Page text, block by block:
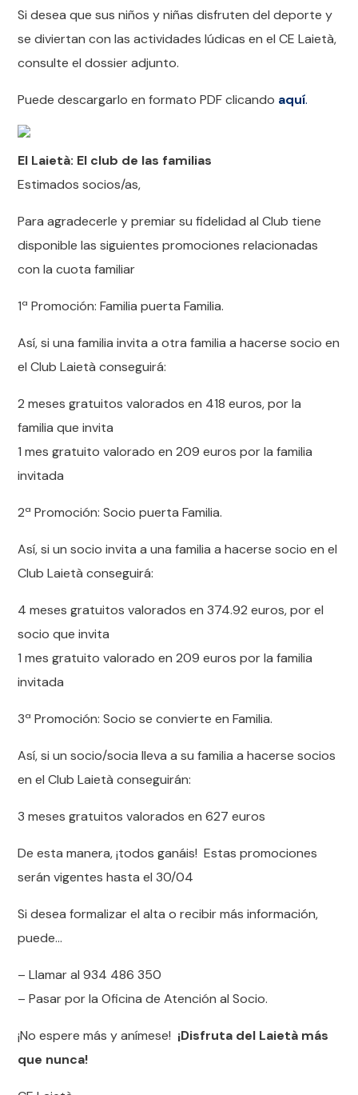
Si desea que sus niños y niñas disfruten del deporte y
se diviertan con las actividades lúdicas en el CE Laietà,
consulte el dossier adjunto.
Puede descargarlo en formato PDF clicando aquí.
El Laietà: El club de las familias
Estimados socios/as,
Para agradecerle y premiar su fidelidad al Club tiene
disponible las siguientes promociones relacionadas
con la cuota familiar
1ª Promoción: Familia puerta Familia.
Así, si una familia invita a otra familia a hacerse socio en
el Club Laietà conseguirá:
2 meses gratuitos valorados en 418 euros, por la
familia que invita
1 mes gratuito valorado en 209 euros por la familia
invitada
2ª Promoción: Socio puerta Familia.
Así, si un socio invita a una familia a hacerse socio en el
Club Laietà conseguirá:
4 meses gratuitos valorados en 374.92 euros, por el
socio que invita
1 mes gratuito valorado en 209 euros por la familia
invitada
3ª Promoción: Socio se convierte en Familia.
Así, si un socio/socia lleva a su familia a hacerse socios
en el Club Laietà conseguirán:
3 meses gratuitos valorados en 627 euros
De esta manera, ¡todos ganáis! Estas promociones
serán vigentes hasta el 30/04
Si desea formalizar el alta o recibir más información,
puede…
– Llamar al 934 486 350
– Pasar por la Oficina de Atención al Socio.
¡No espere más y anímese! ¡Disfruta del Laietà más
que nunca!